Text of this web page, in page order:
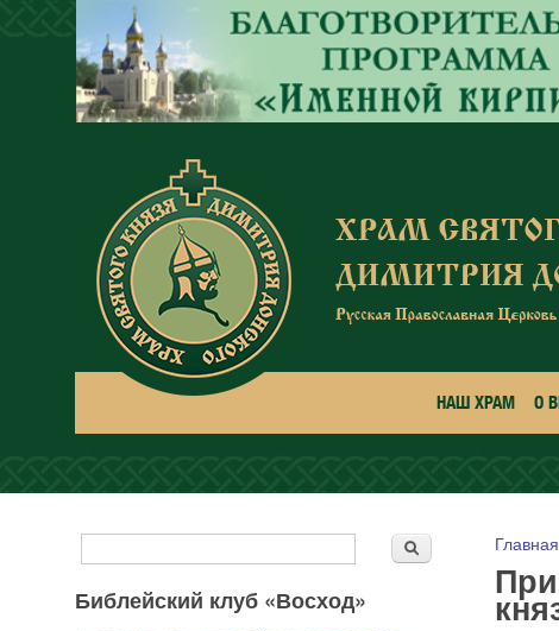
Перейти к основному содержанию
НАШ ХРАМ О
Вы
Главная
Форма поиска
Библейский клуб «Восход»